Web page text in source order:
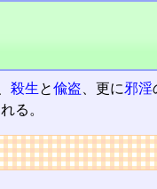
殺生と偸盗 、更に邪淫
る。